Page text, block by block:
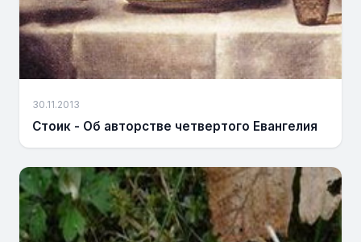
30.11.2013
Стоик - Об авторстве четвертого Евангелия